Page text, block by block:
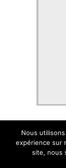
Nous
expérience sur
site, nous